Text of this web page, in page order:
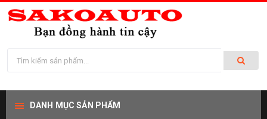
DANH MỤC SẢN PHẨM